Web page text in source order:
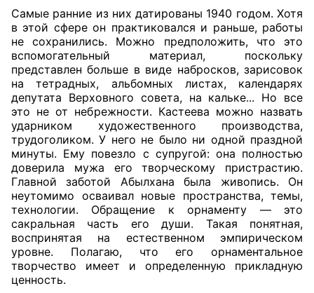
Самые ранние из них датированы 1940 годом. Хотя
в этой сфере он практиковался и раньше, работы
не сохранились. Можно предположить, что это
вспомогательный материал, поскольку
представлен больше в виде набросков, зарисовок
на тетрадных, альбомных листах, календарях
депутата Верховного совета, на кальке... Но все
это не от небрежности. Кастеева можно назвать
ударником художественного производства,
трудоголиком. У него не было ни одной праздной
минуты. Ему повезло с супругой: она полностью
доверила мужа его творческому пристрастию.
Главной заботой Абылхана была живопись. Он
неутомимо осваивал новые пространства, темы,
технологии. Обращение к орнаменту — это
сакральная часть его души. Такая понятная,
воспринятая на естественном эмпирическом
уровне. Полагаю, что его орнаментальное
творчество имеет и определенную прикладную
ценность.